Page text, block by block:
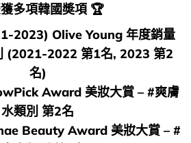
多項韓國奬項 🏆
2023) Olive Young 年度銷量
(2021-2022 第1名, 2023 第2
名)
Award 美妝大賞 – #爽膚
水類別 第2名
Beauty Award 美妝大賞 – #